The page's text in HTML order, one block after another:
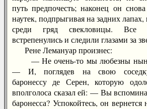
путь предпочесть; наконец он
наутек, подпрыгивая на задних
среди гряд свекловицы. Все
встрепенулись и следили глазами за
Рене Лемануар произнес:
— Не очень-то мы любезны
— И, поглядев на свою
баронессу де Серен, которую
вполголоса сказал ей: — Вы
баронесса? Успокойтесь, он